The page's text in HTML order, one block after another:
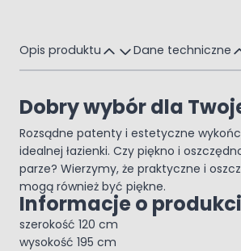
Opis produktu Dane techniczne
Dobry wybór dla
Rozsądne patenty i estetyczne
idealnej łazienki. Czy piękno i
parze? Wierzymy, że praktyczne i
mogą również być piękne.
Informacje o
szerokość 120 cm
wysokość 195 cm